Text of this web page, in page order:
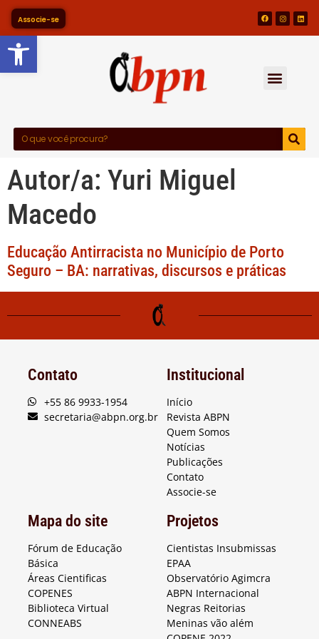
Barra de Ferramentas
Associe-se
Autor/a: Yuri Miguel
Macedo
Educação Antirracista no Município de Porto
Seguro – BA: narrativas, discursos e práticas
Contato
+55 86 9933-1954
secretaria@abpn.org.br
Institucional
Início
Revista ABPN
Quem Somos
Notícias
Publicações
Contato
Associe-se
Mapa do site
Fórum de Educação
Básica
Áreas Cientificas
COPENES
Biblioteca Virtual
CONNEABS
Projetos
Cientistas Insubmissas
EPAA
Observatório Agimcra
ABPN Internacional
Negras Reitorias
Meninas vão além